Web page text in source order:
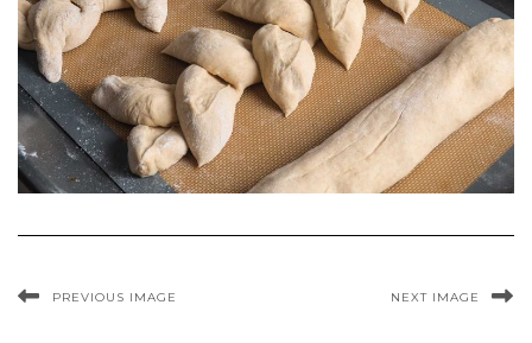
PREVIOUS IMAGE NEXT IMAGE